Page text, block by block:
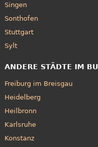
Singen
Sonthofen
Stuttgart
Sylt
ANDERE STÄDTE IM
Freiburg im Breisgau
Heidelberg
Heilbronn
Karlsruhe
Konstanz